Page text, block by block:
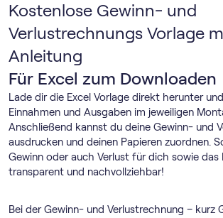
Kostenlose Gewinn- und
Verlustrechnungs Vorlage
Anleitung
Für Excel zum Downloaden
Lade dir die Excel Vorlage direkt herunter
Einnahmen und Ausgaben im jeweiligen
Anschließend kannst du deine Gewinn- und
ausdrucken und deinen Papieren zuordnen.
Gewinn oder auch Verlust für dich sowie das
transparent und nachvollziehbar!
Bei der Gewinn- und Verlustrechnung – kurz